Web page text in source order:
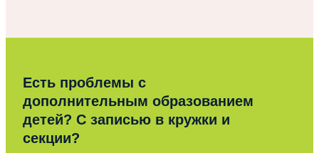
Есть проблемы с
дополнительным образованием
детей? С записью в кружки и
секции?